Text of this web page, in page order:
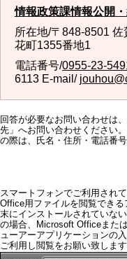
情報政策課情報公開
所在地/〒848-8501
花町1355番地1
電話番号/0955-23-
6113 E-mail/
回答が必要なお問い合わせは
先」へお問い合わせください
の際は、氏名・住所・電話番
スマートフォンでご利用され
Office用ファイルを閲覧でき
末にインストールされていな
の場合、Microsoft Officeまた
ューアーアプリケーションの
ご利用し閲覧をお願い致します